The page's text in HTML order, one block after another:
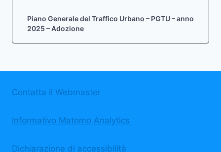
Piano Generale del Traffico Urbano – PGTU – anno
2025 – Adozione
Contatta il Webmaster
Informativo Matomo Analytics
Dichiarazione di accessibilità